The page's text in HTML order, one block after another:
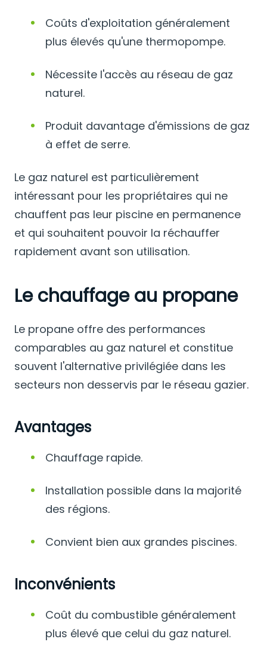
Coûts d'exploitation généralement
plus élevés qu'une thermopompe.
Nécessite l'accès au réseau de gaz
naturel.
Produit davantage d'émissions de gaz
à effet de serre.
Le gaz naturel est particulièrement
intéressant pour les propriétaires qui ne
chauffent pas leur piscine en permanence
et qui souhaitent pouvoir la réchauffer
rapidement avant son utilisation.
Le chauffage au propane
Le propane offre des performances
comparables au gaz naturel et constitue
souvent l'alternative privilégiée dans les
secteurs non desservis par le réseau gazier.
Avantages
Chauffage rapide.
Installation possible dans la majorité
des régions.
Convient bien aux grandes piscines.
Inconvénients
Coût du combustible généralement
plus élevé que celui du gaz naturel.